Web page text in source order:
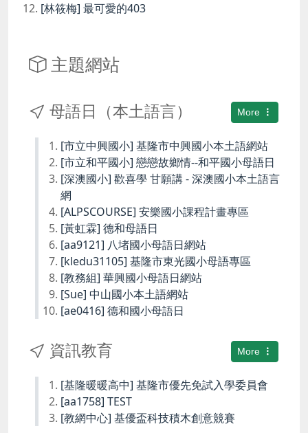
[林筱梅] 最可愛的403
主題網站
More
母語日（本土語言）
[市立中興國小] 基隆市中興國小本土語網站
[市立和平國小] 戀戀故鄉情--和平國小母語日
[深澳國小] 歡喜學 甘願講 - 深澳國小本土語言
網
[ALPSCOURSE] 安樂國小課程計畫專區
[黃虹霖] 德和母語日
[aa9121] 八堵國小母語日網站
[kledu31105] 基隆市東光國小母語專區
[教務組] 華興國小母語日網站
[Sue] 中山國小本土語網站
[ae0416] 德和國小母語日
More
資訊教育
[基隆暖暖高中] 基隆市優先免試入學委員會
[aa1758] TEST
[教網中心] 基優盃科技積木創意競賽